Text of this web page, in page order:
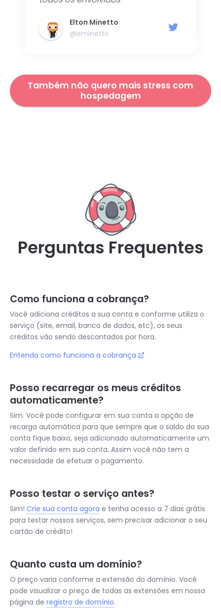
Elton Minetto
@eminetto
Também não quero mais stress com
hospedagem
Perguntas Frequentes
Como funciona a cobrança?
Você adiciona créditos a sua conta e conforme utiliza o
serviço (site, email, banco de dados, etc), os seus
créditos vão sendo descontados por hora.
Entenda como funciona a cobrança
Posso recarregar os meus créditos
automaticamente?
Sim. Você pode configurar em sua conta a opção de
recarga automática para que sempre que o saldo da sua
conta fique baixo, seja adicionado automaticamente um
valor definido em sua conta. Assim você não tem a
necessidade de efetuar o pagamento.
Posso testar o serviço antes?
Sim! Crie sua conta agora e tenha acesso a 7 dias grátis
para testar nossos serviços, sem precisar adicionar o seu
cartão de crédito!
Quanto custa um domínio?
O preço varia conforme a extensão do domínio. Você
pode visualizar o preço de todas as extensões em nossa
página de registro de domínio.